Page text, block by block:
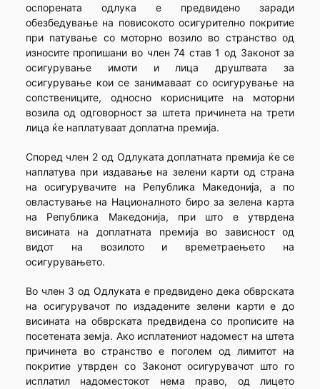
оспорената одлука е предвидено заради
обезбедување на повисокото осигурително покритие
при патување со моторно возило во странство од
износите пропишани во член 74 став 1 од Законот за
осигурување имоти и лица друштвата за
осигурување кои се занимаваат со осигурување на
сопствениците, односно корисниците на моторни
возила од одговорност за штета причинета на трети
лица ќе наплатуваат доплатна премија.
Според член 2 од Одлуката доплатната премија ќе се
наплатува при издавање на зелени карти од страна
на осигурувачите на Република Македонија, а по
овластување на Националното биро за зелена карта
на Република Македонија, при што е утврдена
висината на доплатната премија во зависност од
видот на возилото и времетраењето на
осигурувањето.
Во член 3 од Одлуката е предвидено дека обврската
на осигурувачот по издадените зелени карти е до
висината на обврската предвидена со прописите на
посетената земја. Ако исплатениот надомест на штета
причинета во странство е поголем од лимитот на
покритие утврден со Законот осигурувачот што го
исплатил надоместокот нема право, од лицето